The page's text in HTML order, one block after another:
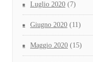
Luglio 2020 (7)
Giugno 2020 (11)
Maggio 2020 (15)